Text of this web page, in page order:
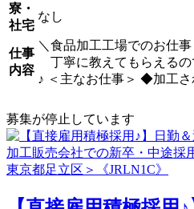
寮・
社宅
なし
仕事
内容
＼食品加工工場でのお仕
丁寧に教えてもらえるの
♪ ＜主なお仕事＞ ◆加工さ
募集が停止しています